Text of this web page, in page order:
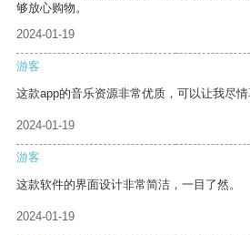
够放心购物。
2024-01-19
游客
这款app的音乐资源非常优质，可以让我尽情
2024-01-19
游客
这款软件的界面设计非常简洁，一目了然。
2024-01-19